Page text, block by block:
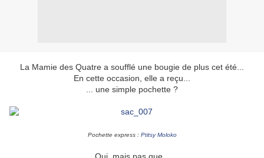
La Mamie des Quatre a soufflé une bougie de plus cet été...
En cette occasion, elle a reçu...
... une simple pochette ?
Pochette express : Ptitsy Moloko